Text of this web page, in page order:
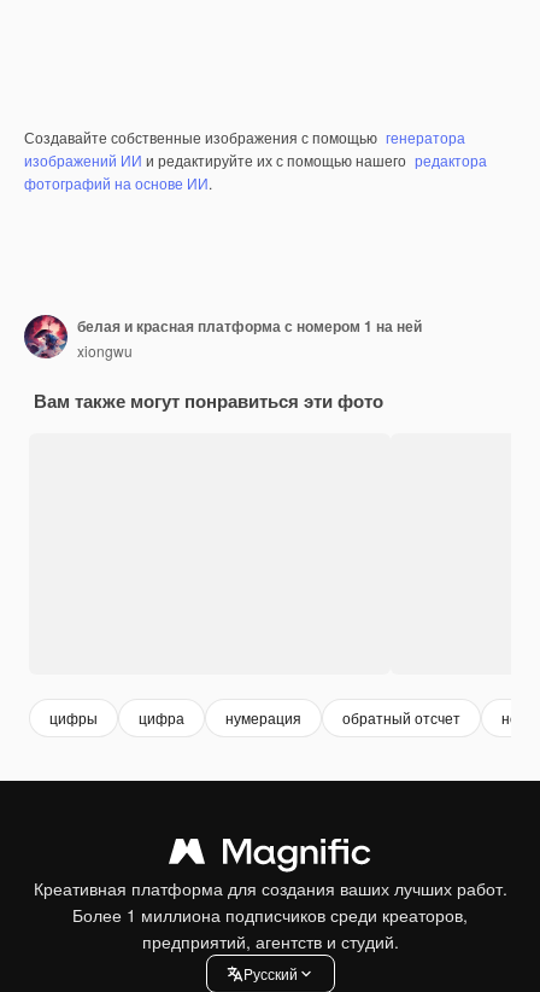
Создавайте собственные изображения с помощью генератора
изображений ИИ и редактируйте их с помощью нашего редактора
фотографий на основе ИИ.
белая и красная платформа с номером 1 на ней
xiongwu
Вам также могут понравиться эти фото
цифры цифра нумерация обратный отсчет
Креативная платформа для создания ваших лучших работ.
Более 1 миллиона подписчиков среди креаторов,
предприятий, агентств и студий.
Pусский